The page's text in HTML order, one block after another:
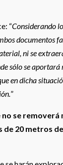
“Considerando
documentos
ni se
sólo se
en dicha
”
no se
de 20 metros